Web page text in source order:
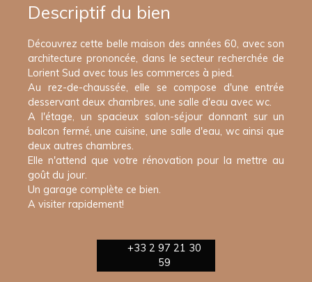
Descriptif du bien
Découvrez cette belle maison des années 60, avec son
architecture prononcée, dans le secteur recherchée de
Lorient Sud avec tous les commerces à pied.
Au rez-de-chaussée, elle se compose d'une entrée
desservant deux chambres, une salle d'eau avec wc.
A l'étage, un spacieux salon-séjour donnant sur un
balcon fermé, une cuisine, une salle d'eau, wc ainsi que
deux autres chambres.
Elle n'attend que votre rénovation pour la mettre au
goût du jour.
Un garage complète ce bien.
A visiter rapidement!
+33 2 97 21 30
59